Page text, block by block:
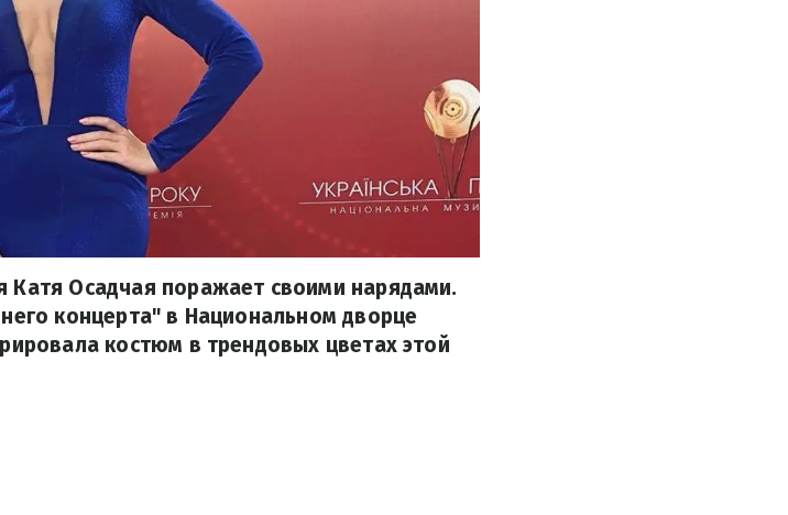
Катя Осадчая поражает своими нарядами.
концерта" в Национальном дворце
костюм в трендовых цветах этой